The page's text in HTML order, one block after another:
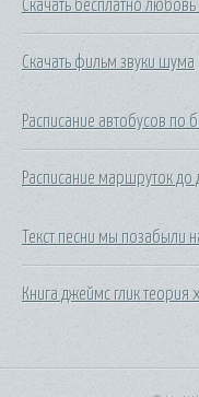
Скачать бесплатно
Скачать фильм звуки шума
Расписание автобусов по
Расписание маршруток
Текст песни мы позабыли
Книга джеймс глик теория